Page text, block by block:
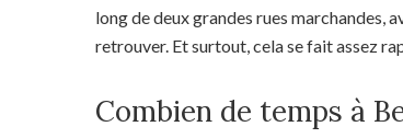
long de deux grandes rues marchandes,
retrouver. Et surtout, cela se fait assez
Combien de temps à